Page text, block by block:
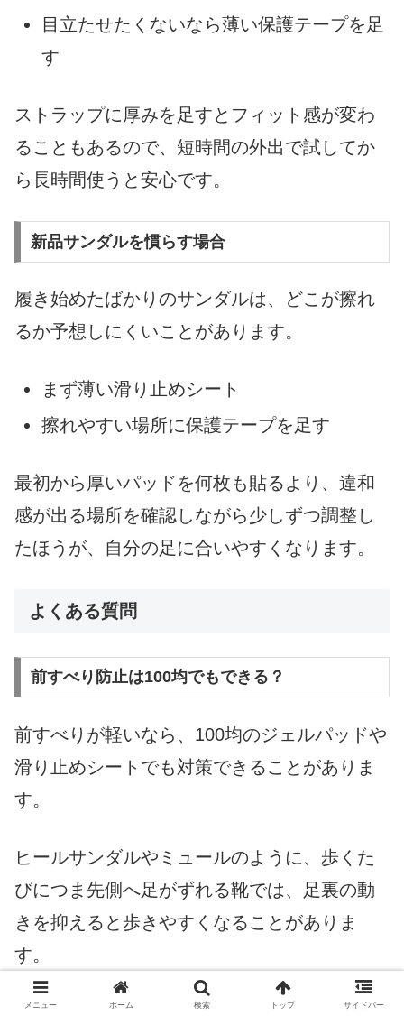
目立たせたくないなら薄い保護テープを足
す
ストラップに厚みを足すとフィット感が変わ
ることもあるので、短時間の外出で試してか
ら長時間使うと安心です。
新品サンダルを慣らす場合
履き始めたばかりのサンダルは、どこが擦れ
るか予想しにくいことがあります。
まず薄い滑り止めシート
擦れやすい場所に保護テープを足す
最初から厚いパッドを何枚も貼るより、違和
感が出る場所を確認しながら少しずつ調整し
たほうが、自分の足に合いやすくなります。
よくある質問
前すべり防止は100均でもできる？
前すべりが軽いなら、100均のジェルパッドや
滑り止めシートでも対策できることがありま
す。
ヒールサンダルやミュールのように、歩くた
びにつま先側へ足がずれる靴では、足裏の動
きを抑えると歩きやすくなることがありま
す。
メニュー ホーム 検索 トップ サイドバー